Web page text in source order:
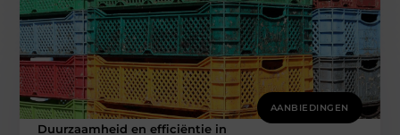
AANBIEDINGEN
Duurzaamheid en efficiëntie in